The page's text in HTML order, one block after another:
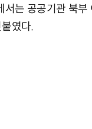
는 공공기관 북
였다.